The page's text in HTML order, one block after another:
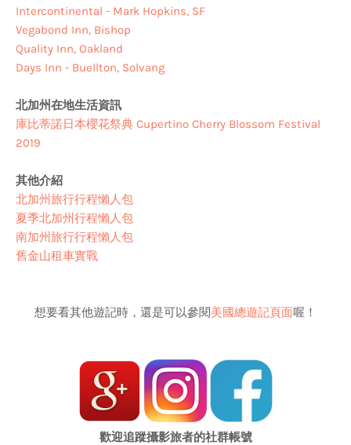
Intercontinental - Mark Hopkins, SF
Vegabond Inn, Bishop
Quality Inn, Oakland
Days Inn - Buellton, Solvang
北加州在地生活資訊
庫比蒂諾日本櫻花祭典 Cupertino Cherry Blossom Festival
2019
其他介紹
北加州旅行行程懶人包
夏季北加州行程懶人包
南加州旅行行程懶人包
舊金山租車實戰
想要看其他遊記時，還是可以參閱美國總遊記頁面喔！
歡迎追蹤攝影旅者的社群帳號